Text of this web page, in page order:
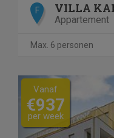
F
Appartement
Max. 6 personen
Previous
Vanaf
€937
per week